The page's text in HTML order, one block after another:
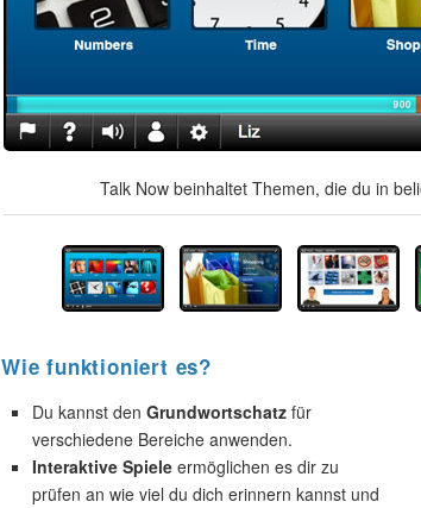
Talk Now beinhaltet Themen, die du in
Wie funktioniert es?
Du kannst den Grundwortschatz für
verschiedene Bereiche anwenden.
Interaktive Spiele ermöglichen es dir zu
prüfen an wie viel du dich erinnern kannst und